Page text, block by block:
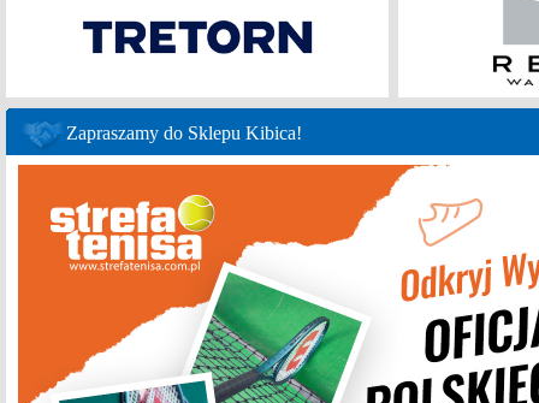
Zapraszamy do Sklepu Kibica!